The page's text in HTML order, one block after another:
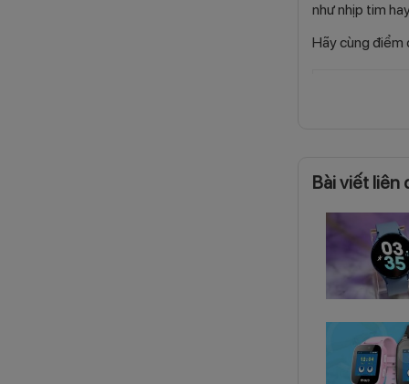
như nhịp tim
Hãy cùng điểm
Tương thích
Chất liệu
Dây đeo
Ưu,
Ưu điểm
Bài viết liên